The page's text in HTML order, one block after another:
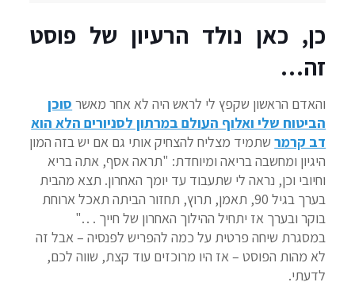
כן, כאן נולד הרעיון של פוסט
זה…
והאדם הראשון שקפץ לי לראש היה לא אחר מאשר סוכן
הביטוח שלי ואלוף העולם במרתון לסניורים הלא הוא
דב קרמר שתמיד מצליח להצחיק אותי גם אם יש בזה המון
היגיון ומחשבה בריאה ומיוחדת: "תראה אסף, אתה בריא
וחיובי וכן, נראה לי שתעבוד עד יומך האחרון. תצא מהבית
בערך בגיל 90, תאמן, תרוץ, תחזור הביתה תאכל ארוחת
בוקר ובערך אז יתחיל ההילוך האחרון של חייך . . ."
במסגרת שיחה פרטית על כמה להפריש לפנסיה – אבל זה
לא מהות הפוסט – אז היו מרוכזים עוד קצת, שווה לכם,
לדעתי.